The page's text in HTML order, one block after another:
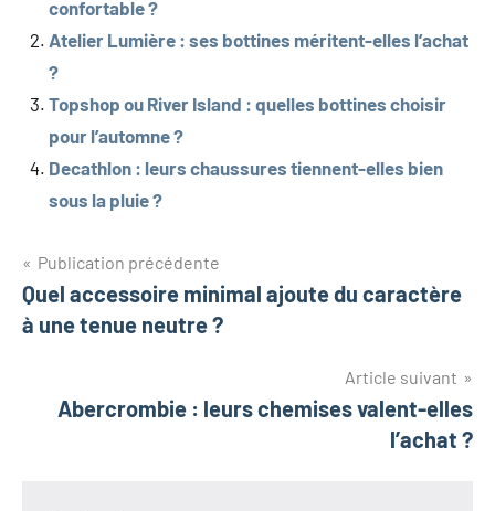
confortable ?
Atelier Lumière : ses bottines méritent-elles l’achat
?
Topshop ou River Island : quelles bottines choisir
pour l’automne ?
Decathlon : leurs chaussures tiennent-elles bien
sous la pluie ?
Navigation
de
Publication précédente
Quel accessoire minimal ajoute du caractère
à une tenue neutre ?
Article suivant
Abercrombie : leurs chemises valent-elles
l’achat ?